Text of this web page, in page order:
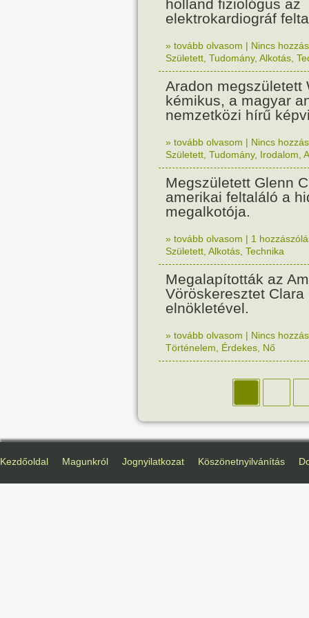
holland fiziológus az
elektrokardiográf
» tovább olvasom | Nincs
Született Tudomány, Alkotás
Aradon megszületett
kémikus, a magyar
nemzetközi hírű
» tovább olvasom | Nincs
Született Tudomány, Irodalom
Megszületett Glenn
amerikai feltaláló a
megalkotója.
» tovább olvasom | 1
Született Alkotás Technika
Megalapították az
Vöröskeresztet Clara
elnökletével.
» tovább olvasom | Nincs
Történelem
Érdekes Nő
Kezdőoldal Magunkról Jognyilatkozat Köszönetnyilvánítás